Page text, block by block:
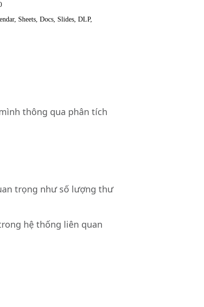
Sheets, Docs, Slides, DLP,
thông qua phân tích
trọng như số lượng thư
hệ thống liên quan